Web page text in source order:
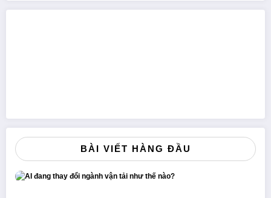
BÀI VIẾT HÀNG ĐẦU